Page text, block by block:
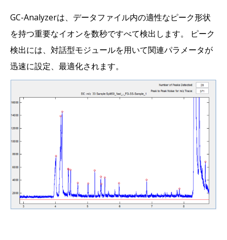
GC-Analyzerは、データファイル内の適性なピーク形状
を持つ重要なイオンを数秒ですべて検出します。 ピーク
検出には、対話型モジュールを用いて関連パラメータが
迅速に設定、最適化されます。